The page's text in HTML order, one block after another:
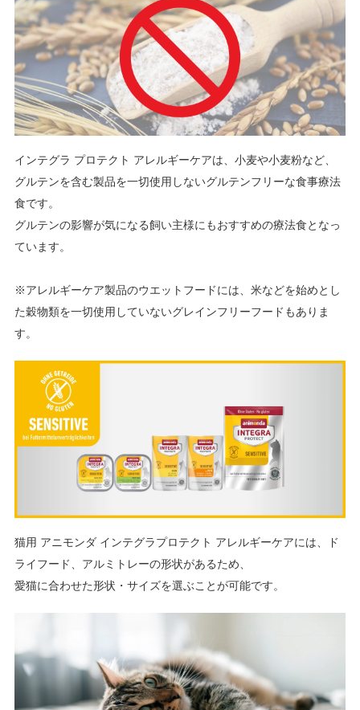
インテグラ プロテクト アレルギーケアは、小麦や小麦粉など、
グルテンを含む製品を一切使用しないグルテンフリーな食事療法
食です。
グルテンの影響が気になる飼い主様にもおすすめの療法食となっ
ています。
※アレルギーケア製品のウエットフードには、米などを始めとし
た穀物類を一切使用していないグレインフリーフードもありま
す。
猫用 アニモンダ インテグラプロテクト アレルギーケアには、ド
ライフード、アルミトレーの形状があるため、
愛猫に合わせた形状・サイズを選ぶことが可能です。